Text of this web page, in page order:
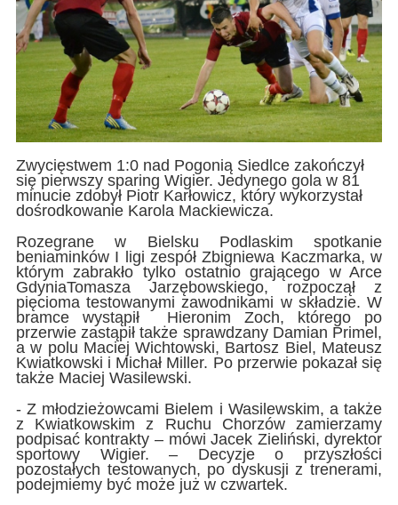
Zwycięstwem 1:0 nad Pogonią Siedlce zakończył
się pierwszy sparing Wigier. Jedynego gola w 81
minucie zdobył Piotr Karłowicz, który wykorzystał
dośrodkowanie Karola Mackiewicza.
Rozegrane w Bielsku Podlaskim spotkanie
beniaminków I ligi zespół Zbigniewa Kaczmarka, w
którym zabrakło tylko ostatnio grającego w Arce
GdyniaTomasza Jarzębowskiego, rozpoczął z
pięcioma testowanymi zawodnikami w składzie. W
bramce wystąpił Hieronim Zoch, którego po
przerwie zastąpił także sprawdzany Damian Primel,
a w polu Maciej Wichtowski, Bartosz Biel, Mateusz
Kwiatkowski i Michał Miller. Po przerwie pokazał się
także Maciej Wasilewski.
- Z młodzieżowcami Bielem i Wasilewskim, a także
z Kwiatkowskim z Ruchu Chorzów zamierzamy
podpisać kontrakty – mówi Jacek Zieliński, dyrektor
sportowy Wigier. – Decyzje o przyszłości
pozostałych testowanych, po dyskusji z trenerami,
podejmiemy być może już w czwartek.